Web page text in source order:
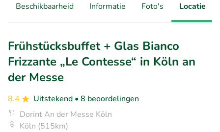
Beschikbaarheid Informatie Foto's Locatie
Frühstücksbuffet + Glas Bianco
Frizzante „Le Contesse“ in Köln an
der Messe
8.4 Uitstekend • 8 beoordelingen
Dorint An der Messe Köln
Köln (515km)